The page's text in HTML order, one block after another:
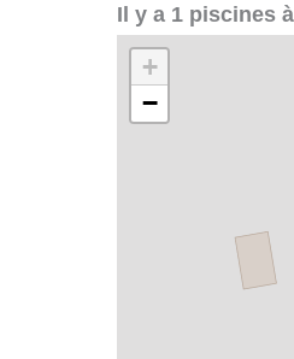
Il y a 1 piscines
+
−